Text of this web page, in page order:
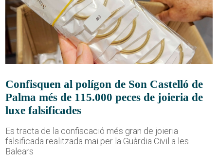
Confisquen al polígon de Son Castelló de
Palma més de 115.000 peces de joieria de
luxe falsificades
Es tracta de la confiscació més gran de joieria
falsificada realitzada mai per la Guàrdia Civil a les
Balears